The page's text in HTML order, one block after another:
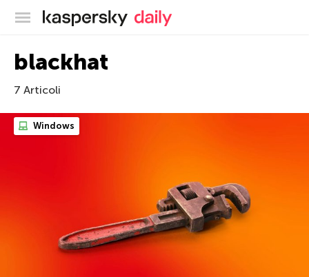
Blog ufficiale di Kaspersky
blackhat
7 Articoli
Windows